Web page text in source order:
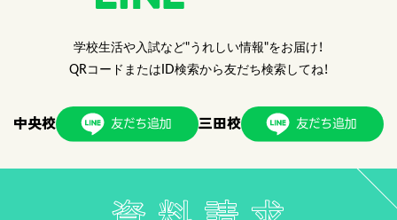
学校生活や入試など"うれしい情報"をお届け！
QRコードまたはID検索から友だち検索してね！
中央校 三田校